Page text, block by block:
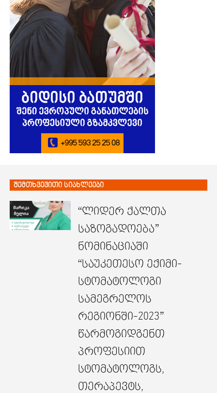
შემთხვევითი სიახლეები
“ლიდერ ქალთა
საზოგადოება”
ნომინაციაში
“საუკეთესო ექიმი-
სტომატოლოგი
სამეგრელოს
რეგიონში-2023”
წარმოგიდგენთ
პროფესიით
სტომატოლოგს,
თერაპევტს,